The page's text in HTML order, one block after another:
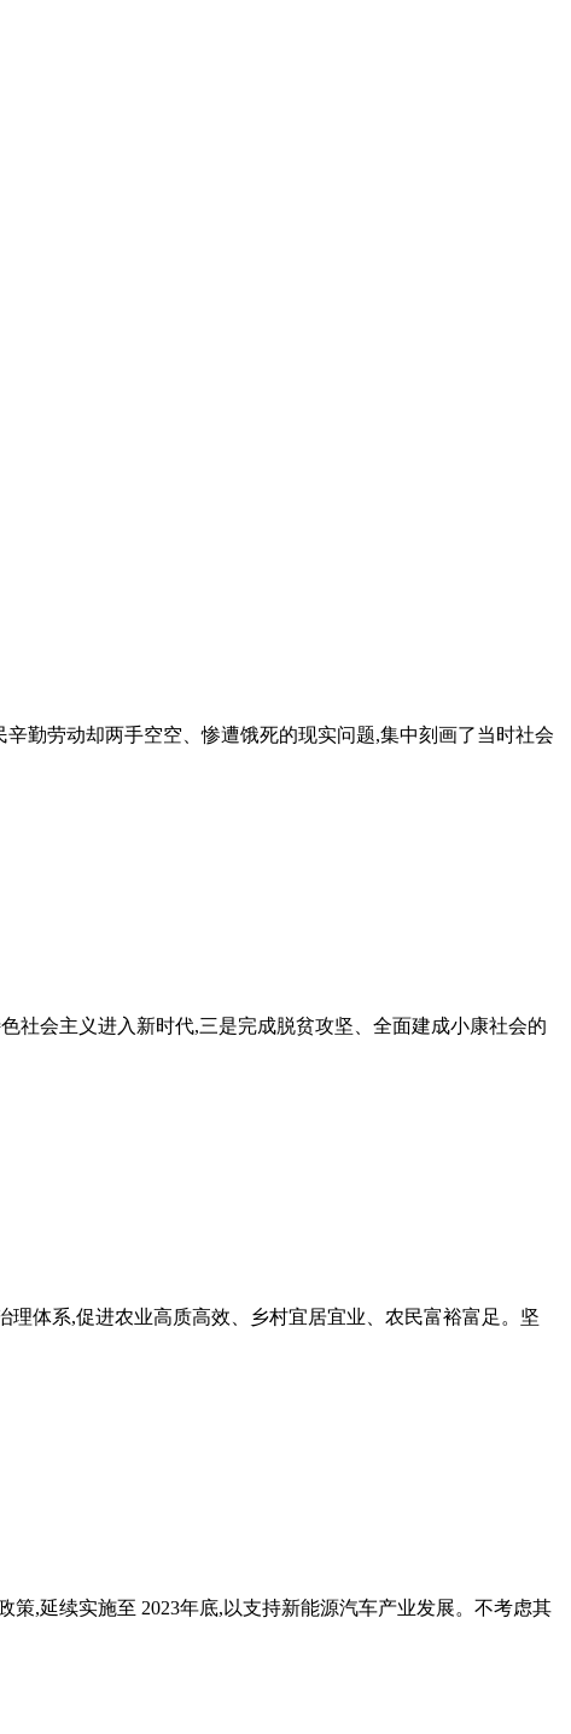
勤劳动却两手空空、惨遭饿死的现实问题,集中刻画了当时社会
社会主义进入新时代,三是完成脱贫攻坚、全面建成小康社会的
体系,促进农业高质高效、乡村宜居宜业、农民富裕富足。坚
策,延续实施至 2023年底,以支持新能源汽车产业发展。不考虑其